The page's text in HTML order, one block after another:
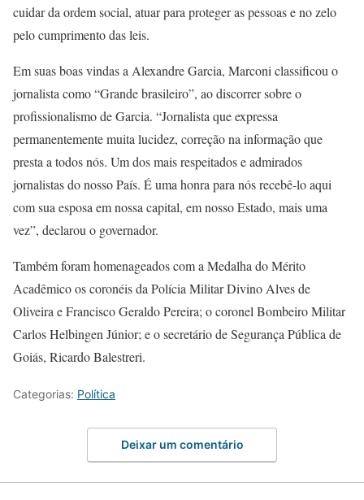
cuidar da ordem social, atuar para proteger as pessoas e no zelo
pelo cumprimento das leis.
Em suas boas vindas a Alexandre Garcia, Marconi classificou o
jornalista como “Grande brasileiro”, ao discorrer sobre o
profissionalismo de Garcia. “Jornalista que expressa
permanentemente muita lucidez, correção na informação que
presta a todos nós. Um dos mais respeitados e admirados
jornalistas do nosso País. É uma honra para nós recebê-lo aqui
com sua esposa em nossa capital, em nosso Estado, mais uma
vez”, declarou o governador.
Também foram homenageados com a Medalha do Mérito
Acadêmico os coronéis da Polícia Militar Divino Alves de
Oliveira e Francisco Geraldo Pereira; o coronel Bombeiro Militar
Carlos Helbingen Júnior; e o secretário de Segurança Pública de
Goiás, Ricardo Balestreri.
Categorias: Política
Deixar um comentário